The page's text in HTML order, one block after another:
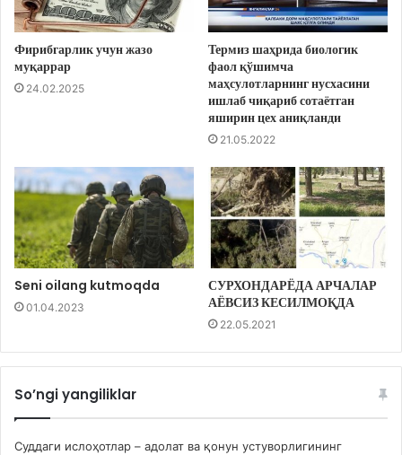
Фирибгарлик учун жазо
муқаррар
24.02.2025
Термиз шаҳрида биологик
фаол қўшимча
маҳсулотларнинг нусхасини
ишлаб чиқариб сотаётган
яширин цех аниқланди
21.05.2022
Seni oilang kutmoqda
01.04.2023
СУРХОНДАРЁДА АРЧАЛАР
АЁВСИЗ КЕСИЛМОҚДА
22.05.2021
So’ngi yangiliklar
Суддаги ислоҳотлар – адолат ва қонун устуворлигининг